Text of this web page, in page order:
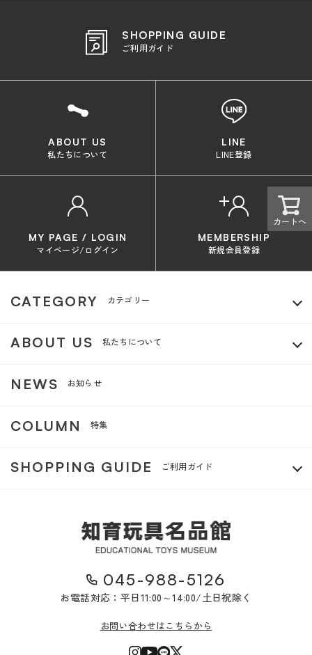
カートへ
SHOPPING GUIDE
ご利用ガイド
ABOUT US
私たちについて
LINE
LINE登録
MY PAGE / LOGIN
マイページ/ログイン
MEMBERSHIP
新規会員登録
CATEGORY カテゴリー
ABOUT US 私たちについて
NEWS お知らせ
COLUMN 特集
SHOPPING GUIDE ご利用ガイド
045-988-5126
お電話対応：平日11:00～14:00/土日祝除く
お問い合わせはこちらから